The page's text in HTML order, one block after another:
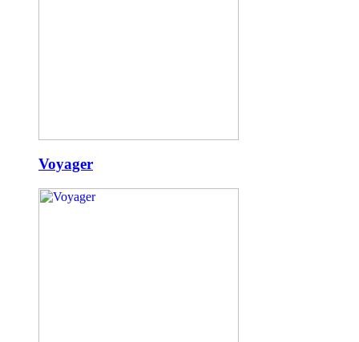
Voyager